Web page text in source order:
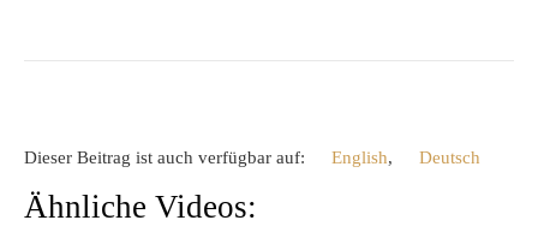
Dieser Beitrag ist auch verfügbar auf: English Deutsch
Ähnliche Videos: